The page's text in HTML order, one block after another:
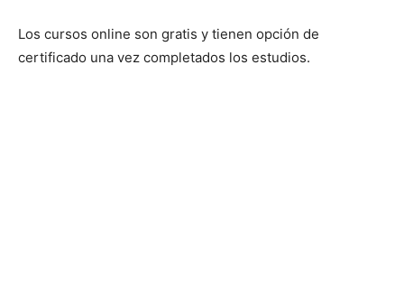
Los cursos online son gratis y tienen opción de
certificado una vez completados los estudios.